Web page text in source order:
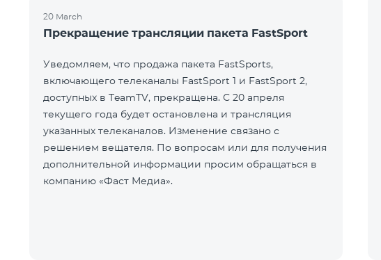
20 March
Прекращение трансляции пакета FastSport
Уведомляем, что продажа пакета FastSports,
включающего телеканалы FastSport 1 и FastSport 2,
доступных в TeamTV, прекращена. С 20 апреля
текущего года будет остановлена и трансляция
указанных телеканалов. Изменение связано с
решением вещателя. По вопросам или для получения
дополнительной информации просим обращаться в
компанию «Фаст Медиа».